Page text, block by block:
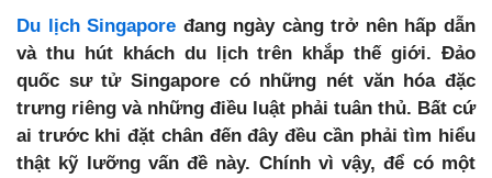
Du lịch Singapore đang ngày càng trở nên hấp dẫn
và thu hút khách du lịch trên khắp thế giới. Đảo
quốc sư tử Singapore có những nét văn hóa đặc
trưng riêng và những điều luật phải tuân thủ. Bất cứ
ai trước khi đặt chân đến đây đều cần phải tìm hiểu
thật kỹ lưỡng vấn đề này. Chính vì vậy, để có một